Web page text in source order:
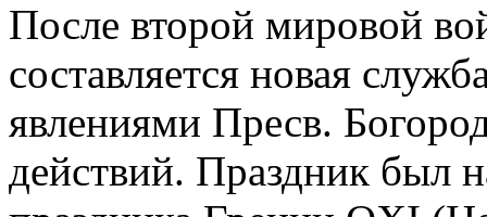
После второй мировой
составляется новая
явлениями Пресв.
действий. Праздник был